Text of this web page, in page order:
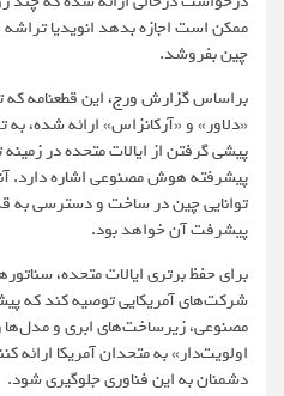
چین بفروشد.
براساسگزارش ورج، این قطعنامه
«دلاور» و «آرکانزاس» ارائه شده،
پیشی گرفتن از ایالات متحده در
پیشرفته هوش مصنوعی اشاره دارد.
توانایی چین در ساخت و دسترسی به
پیشرفت آن خواهد بود.
برای حفظ برتری ایالات متحده،
شرکت‌های آمریکایی توصیه کند که
مصنوعی، زیرساخت‌های ابری و
اولویت‌دار» به متحدان آمریکا ارائه
دشمنان به این فناوری جلوگیری شود.